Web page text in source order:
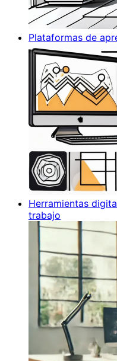
Plataformas de
Herramientas
trabajo